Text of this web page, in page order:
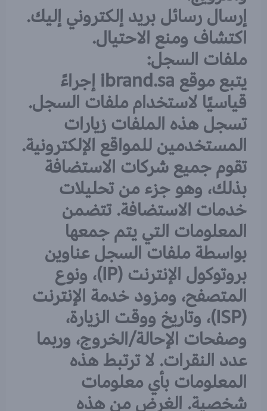
إرسال رسائل بريد إلكتروني إليك.
اكتشاف ومنع الاحتيال.
ملفات السجل:
يتبع موقع ibrand.sa إجراءً
قياسيًا لاستخدام ملفات السجل.
تسجل هذه الملفات زيارات
المستخدمين للمواقع الإلكترونية.
تقوم جميع شركات الاستضافة
بذلك، وهو جزء من تحليلات
خدمات الاستضافة. تتضمن
المعلومات التي يتم جمعها
بواسطة ملفات السجل عناوين
بروتوكول الإنترنت (IP)، ونوع
المتصفح، ومزود خدمة الإنترنت
(ISP)، وتاريخ ووقت الزيارة،
وصفحات الإحالة/الخروج، وربما
عدد النقرات. لا ترتبط هذه
المعلومات بأي معلومات
شخصية. الغرض من هذه